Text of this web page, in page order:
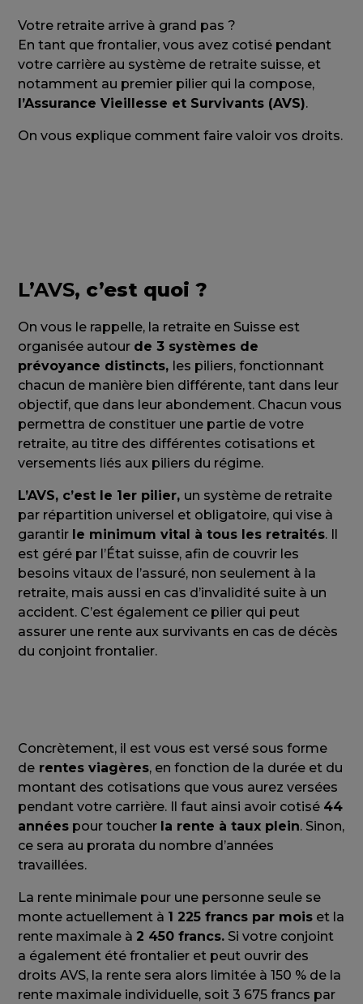
Votre retraite arrive à grand pas ?
En tant que frontalier, vous avez cotisé pendant
votre carrière au système de retraite suisse, et
notamment au premier pilier qui la compose,
l’Assurance Vieillesse et Survivants (AVS).
On vous explique comment faire valoir vos droits.
L’AVS, c’est quoi ?
On vous le rappelle, la retraite en Suisse est
organisée autour de 3 systèmes de
prévoyance distincts, les piliers, fonctionnant
chacun de manière bien différente, tant dans leur
objectif, que dans leur abondement. Chacun vous
permettra de constituer une partie de votre
retraite, au titre des différentes cotisations et
versements liés aux piliers du régime.
L’AVS, c’est le 1er pilier, un système de retraite
par répartition universel et obligatoire, qui vise à
garantir le minimum vital à tous les retraités. Il
est géré par l’État suisse, afin de couvrir les
besoins vitaux de l’assuré, non seulement à la
retraite, mais aussi en cas d’invalidité suite à un
accident. C’est également ce pilier qui peut
assurer une rente aux survivants en cas de décès
du conjoint frontalier.
Concrètement, il est vous est versé sous forme
de rentes viagères, en fonction de la durée et du
montant des cotisations que vous aurez versées
pendant votre carrière. Il faut ainsi avoir cotisé 44
années pour toucher la rente à taux plein. Sinon,
ce sera au prorata du nombre d’années
travaillées.
La rente minimale pour une personne seule se
monte actuellement à 1 225 francs par mois et la
rente maximale à 2 450 francs. Si votre conjoint
a également été frontalier et peut ouvrir des
droits AVS, la rente sera alors limitée à 150 % de la
rente maximale individuelle, soit 3 675 francs par